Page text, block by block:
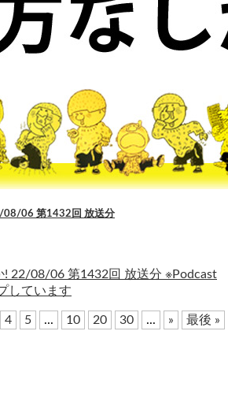
08/06 第1432回 放送分
! 22/08/06 第1432回 放送分 ※Podcast
しています
4 5 ... 10 20 30 ... » 最後 »